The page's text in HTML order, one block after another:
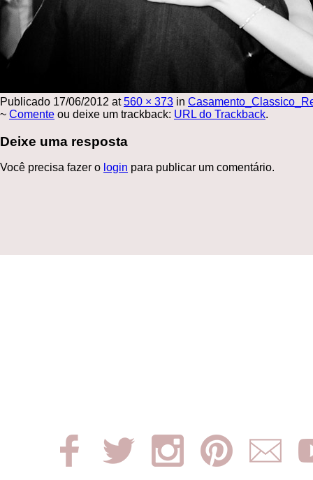
Publicado 17/06/2012 at560 × 373 in
~ Comente ou deixe um trackback: URL do Trackback.
Deixe uma resposta
Você precisa fazer o login para publicar um comentário.